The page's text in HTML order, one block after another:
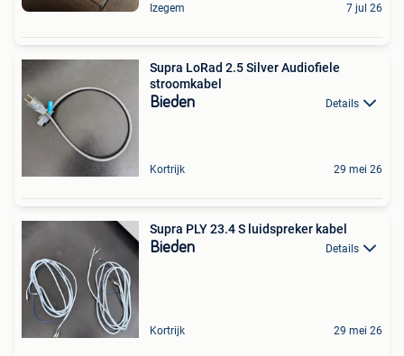
Izegem 7 jul 26
Supra LoRad 2.5 Silver Audiofiele
stroomkabel
Bieden Details
Kortrijk 29 mei 26
Supra PLY 23.4 S luidspreker kabel
Bieden Details
Kortrijk 29 mei 26